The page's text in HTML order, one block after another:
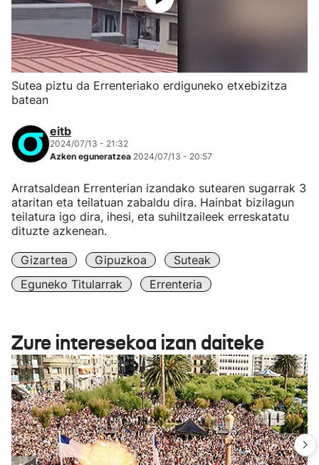
Sutea piztu da Errenteriako erdiguneko etxebizitza
batean
eitb
2024/07/13 - 21:32
Azken eguneratzea 2024/07/13 - 20:57
Arratsaldean Errenterian izandako sutearen sugarrak 3
ataritan eta teilatuan zabaldu dira. Hainbat bizilagun
teilatura igo dira, ihesi, eta suhiltzaileek erreskatatu
dituzte azkenean.
Gizartea Gipuzkoa
Suteak
Eguneko Titularrak
Errenteria
Zure interesekoa izan daiteke